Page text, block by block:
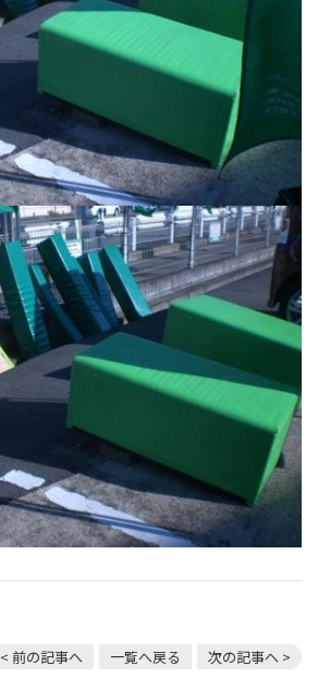
< 前の記事へ 一覧へ戻る 次の記事へ >